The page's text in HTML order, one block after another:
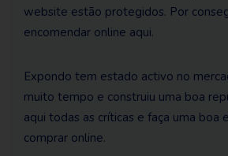
website estão protegidos. Por
encomendar online aqui.
Expondo tem estado activo no
muito tempo e construiu uma boa
aqui todas as críticas e faça uma boa
comprar online.